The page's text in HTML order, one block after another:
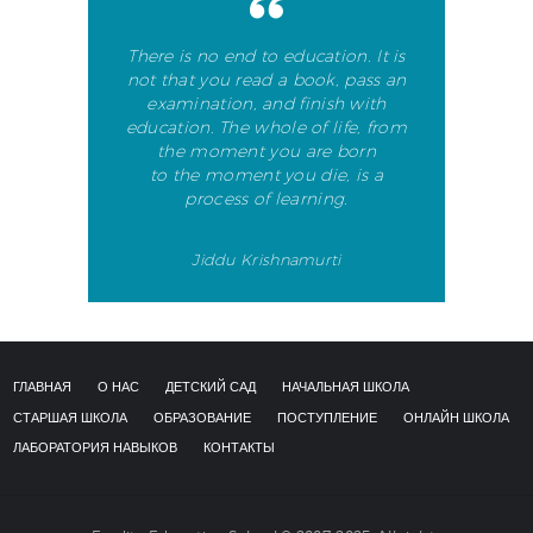
КОНТАКТЫ
There is no end to education. It is
not that you read a book, pass an
examination, and finish with
education. The whole of life, from
the moment you are born
to the moment you die, is a
process of learning.
Jiddu Krishnamurti
ГЛАВНАЯ О НАС ДЕТСКИЙ САД
НАЧАЛЬНАЯ ШКОЛА
СТАРШАЯ ШКОЛА
ОБРАЗОВАНИЕ ПОСТУПЛЕНИЕ
ОНЛАЙН ШКОЛА
ЛАБОРАТОРИЯ НАВЫКОВ
КОНТАКТЫ